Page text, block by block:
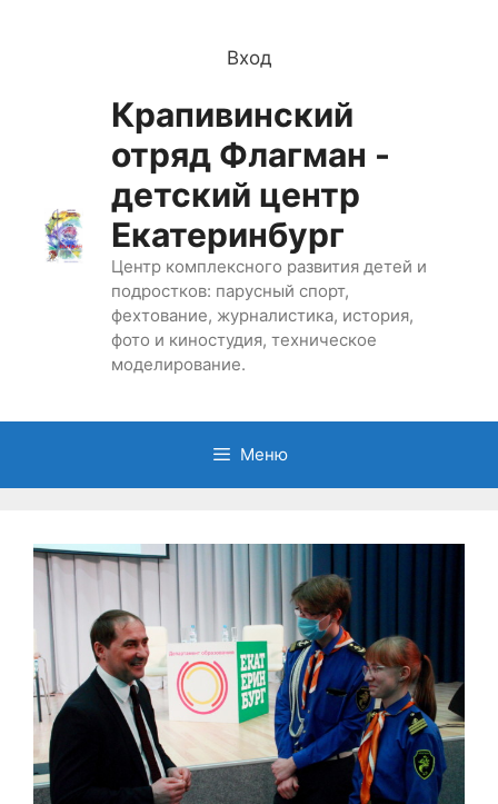
Вход
Крапивинский
отряд Флагман -
детский центр
Екатеринбург
Центр комплексного развития детей и
подростков: парусный спорт,
фехтование, журналистика, история,
фото и киностудия, техническое
моделирование.
Меню